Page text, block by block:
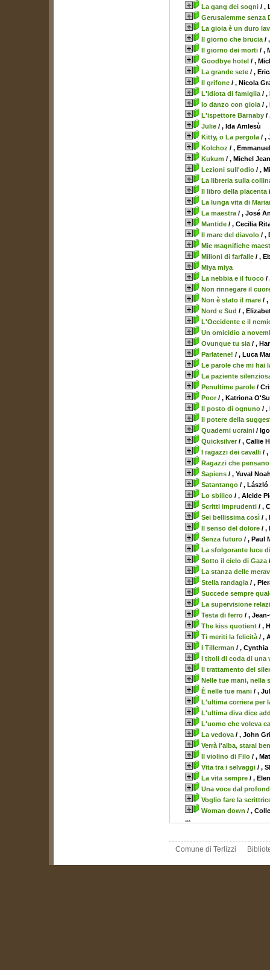
La gang dei sogni / ,
Gerusalemme senza
La gioia è un duro
Il giorno che brucia /
Il giorno dei morti / ,
Goodbye hotel / ,
La grande sete / ,
Il grifone / , Nicola
L'idiota di famiglia / ,
Io danzo con gioia / ,
L'ispettore Barnaby /
Julie / , Ida Amlesù
Kitty, o La pergola / ,
Kolchoz / ,
Kukum / , Michel Jean
Lezioni sull'odio / ,
La libreria sulla
Il libro della placenta
La lunga vita di
La maestra / , José
Mantide / , Cecilia
Il mare del diavolo / ,
Mie magnifiche
Milioni di farfalle / ,
Miya miya
La nebbia e il fuoco /
Non rinnegare il
Non è stato il mare / ,
Nord e Sud / ,
L'Occidente e il
Un omicidio a
Ovunque tu sia / ,
Parlatene! / , Luca
Le parole che mi hai
La paziente
Penultime parole /
Poor/ , Katriona
Il posto di ognuno / ,
Il potere della
Quaderni ucraini /
Quicksilver/ , Callie
I ragazzi dei cavalli / ,
Ragazzi che
Sapiens / , Yuval
Satantango / , László
Lo sbilico / , Alcide
Scritti imprudenti / ,
Sei bellissima così / ,
Il senso del dolore / ,
Senza futuro / , Paul
La sfolgorante luce
Sotto il cielo di Gaza
La stanza delle
Stella randagia / ,
Succede sempre
La supervisione
Testa di ferro / ,
The kiss quotient / ,
Ti meriti la felicità / ,
I Tillerman / , Cynthia
I titoli di coda di una
Il trattamento del
Nelle tue mani, nella
È nelle tue mani / ,
L'ultima corriera per
L'ultima diva dice
L'uomo che voleva
La vedova / , John
Verrà l'alba, starai
Il violino di Filo / ,
Vita tra i selvaggi / ,
La vita sempre / ,
Una voce dal
Voglio fare la
Woman down / ,
...
Comune di Terlizzi